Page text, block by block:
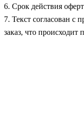
6. Срок действия
7. Текст согласован с
заказ, что происходит